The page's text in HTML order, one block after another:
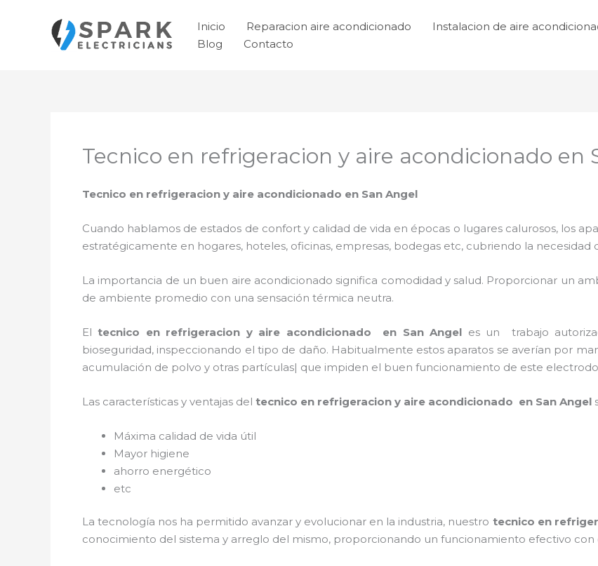
contenido
Inicio Reparacion aire acondicionado Instalacion de aire
Blog
Contacto
Tecnico en refrigeracion y aire acondicionado en
Tecnico en refrigeracion y aire acondicionado en San Angel
Cuando hablamos de estados de confort y calidad de vida en épocas o lugares calurosos, los
estratégicamente en hogares, hoteles, oficinas, empresas, bodegas etc, cubriendo la
La importancia de un buen aire acondicionado significa comodidad y salud. Proporcionar un
de ambiente promedio con una sensación térmica neutra.
Eltecnico en refrigeracion y aire acondicionado en San Angel es un
trabajo
bioseguridad, inspeccionando el tipo de daño. Habitualmente estos aparatos se averían por
acumulación de polvo y otras partículas| que impiden el buen funcionamiento de este
Las características y ventajas del tecnico en refrigeracion y aire acondicionado en San Angel
Máxima calidad de vida útil
Mayor higiene
ahorro energético
etc
La tecnología nos ha permitido avanzar y evolucionar en la industria, nuestro tecnico en
conocimiento del sistema y arreglo del mismo, proporcionando un funcionamiento efectivo